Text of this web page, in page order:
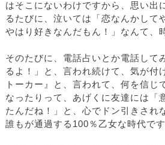
はそこにないわけですから、思い出
るたびに、泣いては「恋なんかして
やはり好きなんだもん！」なんて、
そのたびに、電話占いとか電話して
るよ！」と、言われ続けて、気が付
トーカー』と、言われて、何を信じ
なったりって、あげくに友達には「
たんだね！」と、心でドン引きされ
誰もが通過する100％乙女な時代です